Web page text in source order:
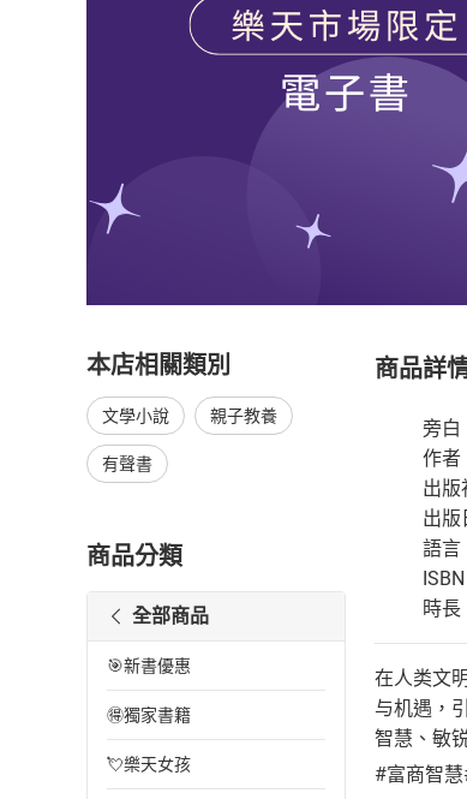
本店相關類別
文學小說 親子教養
有聲書
商品分類
全部商品
🎯新書優惠
🉐獨家書籍
💘樂天女孩
商品詳
旁白
作者
出版
出
語言
時長
在人类文
与机遇，
智慧、敏
#富商智